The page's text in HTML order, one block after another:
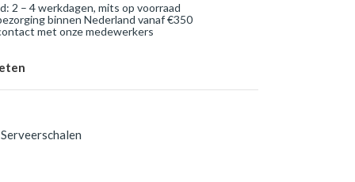
2 – 4 werkdagen, mits op voorraad
binnen Nederland vanaf €350
met onze medewerkers
Serveerschalen